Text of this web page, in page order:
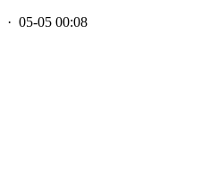
· 05-05 00:08